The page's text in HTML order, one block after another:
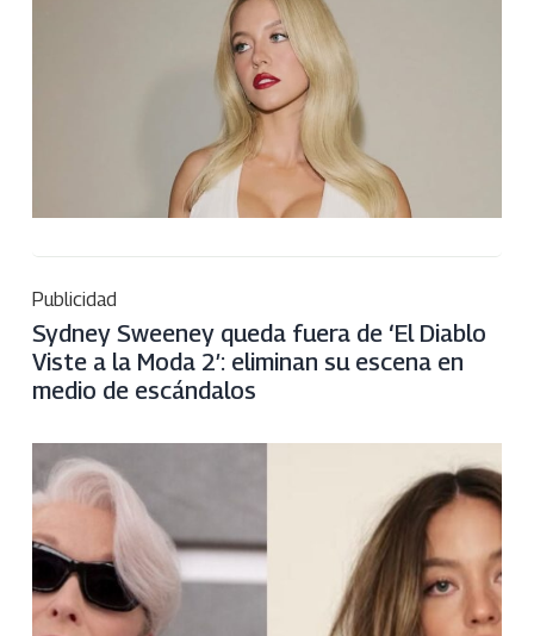
Publicidad
Sydney Sweeney queda fuera de ‘El Diablo
Viste a la Moda 2′: eliminan su escena en
medio de escándalos